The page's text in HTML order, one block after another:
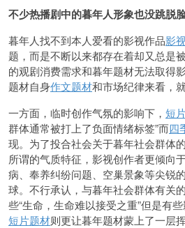
不少热播剧中的暮年人形象也没跳脱
暮年人找不到本人爱看的影视作品影
题，而是不断以来都存在着却又总是
的观剧消费需求和暮年题材无法取得
题材自身作文题材和市场纪律来看，
一方面，临时创作气氛的影响下， 短
群体通常被打上了负面情绪标签”而四
现。为了投合社会关于暮年社会群体
所谓的气质特征，影视创作者更倾向
病、奉养纠纷问题、空巢景象等尖锐
球。不行承认，与暮年社会群体有关
些“生命，生命难以接受之重”但是有
短片题材则更让暮年题材蒙上了一层